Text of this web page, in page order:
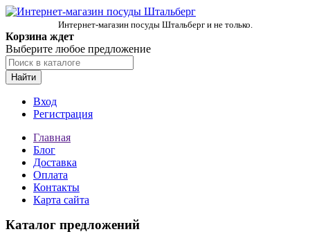
Интернет-магазин посуды Штальберг и не только.
Корзина ждет
Выберите любое предложение
Найти
Вход
Регистрация
Главная
Блог
Доставка
Оплата
Контакты
Карта сайта
Каталог предложений